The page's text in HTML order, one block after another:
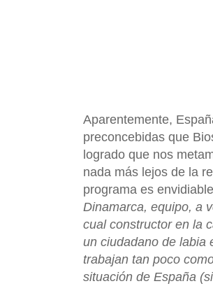
Aparentemente,
preconcebidas que
logrado que nos
nada más lejos de la
programa es
Dinamarca, equipo, a
cual constructor en la
un ciudadano de labia
trabajan tan poco
situación de España